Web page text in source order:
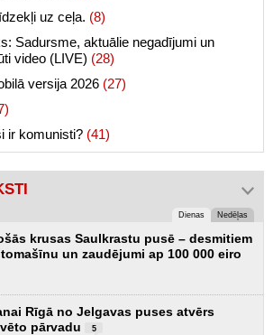
uz ceļa. (8)
Sadursme, aktuālie negadījumi un
video (LIVE) (28)
versija 2026 (27)
ir komunisti? (41)
Dienas Nedēļas
krusas Saulkrastu pusē – desmitiem
un zaudējumi ap 100 000 eiro
Rīgā no Jelgavas puses atvērs
pārvadu
5